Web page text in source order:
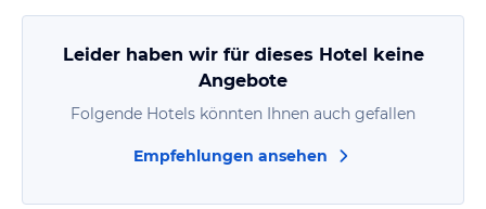
Leider haben wir für dieses Hotel keine
Angebote
Folgende Hotels könnten Ihnen auch gefallen
Empfehlungen ansehen